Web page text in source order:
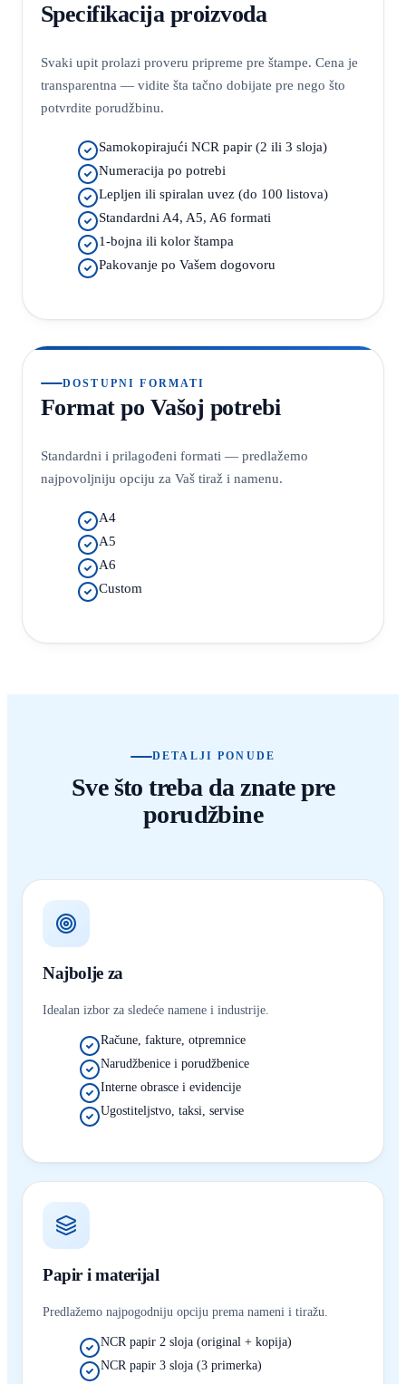
Specifikacija proizvoda
Svaki upit prolazi proveru pripreme pre štampe. Cena je
transparentna — vidite šta tačno dobijate pre nego što
potvrdite porudžbinu.
Samokopirajući NCR papir (2 ili 3 sloja)
Numeracija po potrebi
Lepljen ili spiralan uvez (do 100 listova)
Standardni A4, A5, A6 formati
1-bojna ili kolor štampa
Pakovanje po Vašem dogovoru
DOSTUPNI FORMATI
Format po Vašoj potrebi
Standardni i prilagođeni formati — predlažemo
najpovoljniju opciju za Vaš tiraž i namenu.
A4
A5
A6
Custom
DETALJI PONUDE
Sve što treba da znate pre
porudžbine
Najbolje za
Idealan izbor za sledeće namene i industrije.
Račune, fakture, otpremnice
Narudžbenice i porudžbenice
Interne obrasce i evidencije
Ugostiteljstvo, taksi, servise
Papir i materijal
Predlažemo najpogodniju opciju prema nameni i tiražu.
NCR papir 2 sloja (original + kopija)
NCR papir 3 sloja (3 primerka)